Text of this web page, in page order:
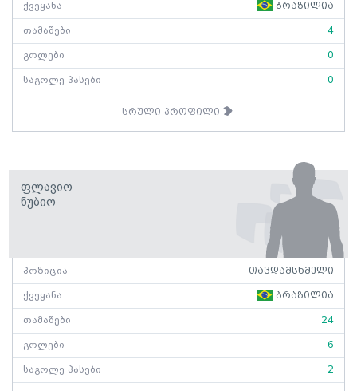
ქვეყანა ბრაზილია
თამაშები 4
გოლები 0
საგოლე პასები 0
სრული პროფილი
Ფლავიო
Ნუბიო
პოზიცია თავდამსხმელი
ქვეყანა ბრაზილია
თამაშები 24
გოლები 6
საგოლე პასები 2